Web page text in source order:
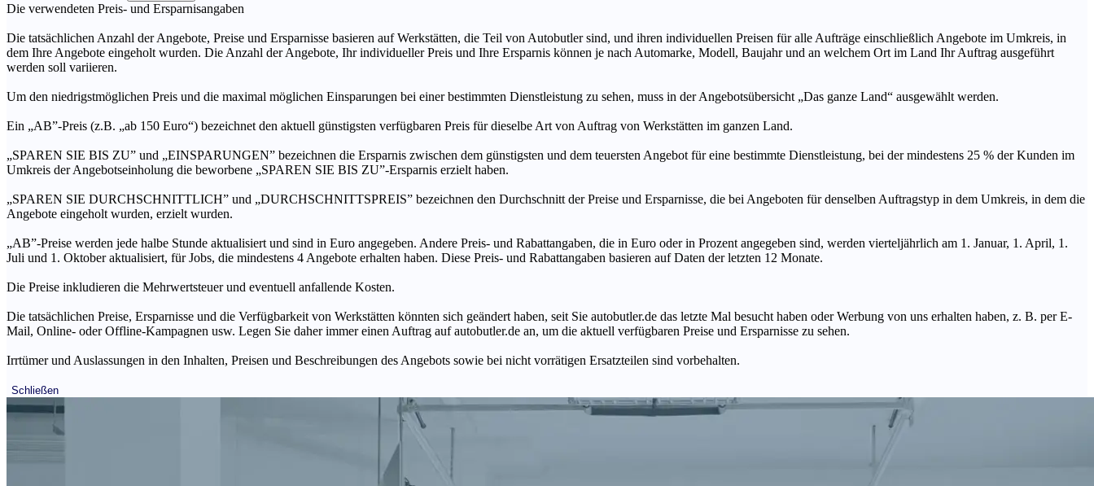
Die verwendeten Preis- und Ersparnisangaben
Die tatsächlichen Anzahl der Angebote, Preise und Ersparnisse basieren auf Werkstätten, die Teil von Autobutler sind, und ihren individuellen Preisen für alle Aufträge einschließlich Angebote im Umkreis, in
dem Ihre Angebote eingeholt wurden. Die Anzahl der Angebote, Ihr individueller Preis und Ihre Ersparnis können je nach Automarke, Modell, Baujahr und an welchem Ort im Land Ihr Auftrag ausgeführt
werden soll variieren.
Um den niedrigstmöglichen Preis und die maximal möglichen Einsparungen bei einer bestimmten Dienstleistung zu sehen, muss in der Angebotsübersicht „Das ganze Land“ ausgewählt werden.
Ein „AB”-Preis (z.B. „ab 150 Euro“) bezeichnet den aktuell günstigsten verfügbaren Preis für dieselbe Art von Auftrag von Werkstätten im ganzen Land.
„SPAREN SIE BIS ZU” und „EINSPARUNGEN” bezeichnen die Ersparnis zwischen dem günstigsten und dem teuersten Angebot für eine bestimmte Dienstleistung, bei der mindestens 25 % der Kunden im
Umkreis der Angebotseinholung die beworbene „SPAREN SIE BIS ZU”-Ersparnis erzielt haben.
„SPAREN SIE DURCHSCHNITTLICH” und „DURCHSCHNITTSPREIS” bezeichnen den Durchschnitt der Preise und Ersparnisse, die bei Angeboten für denselben Auftragstyp in dem Umkreis, in dem die
Angebote eingeholt wurden, erzielt wurden.
„AB”-Preise werden jede halbe Stunde aktualisiert und sind in Euro angegeben. Andere Preis- und Rabattangaben, die in Euro oder in Prozent angegeben sind, werden vierteljährlich am 1. Januar, 1. April, 1.
Juli und 1. Oktober aktualisiert, für Jobs, die mindestens 4 Angebote erhalten haben. Diese Preis- und Rabattangaben basieren auf Daten der letzten 12 Monate.
Die Preise inkludieren die Mehrwertsteuer und eventuell anfallende Kosten.
Die tatsächlichen Preise, Ersparnisse und die Verfügbarkeit von Werkstätten könnten sich geändert haben, seit Sie autobutler.de das letzte Mal besucht haben oder Werbung von uns erhalten haben, z. B. per E-
Mail, Online- oder Offline-Kampagnen usw. Legen Sie daher immer einen Auftrag auf autobutler.de an, um die aktuell verfügbaren Preise und Ersparnisse zu sehen.
Irrtümer und Auslassungen in den Inhalten, Preisen und Beschreibungen des Angebots sowie bei nicht vorrätigen Ersatzteilen sind vorbehalten.
Schließen